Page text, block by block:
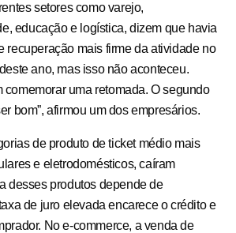
setores como varejo,
educação e logística, dizem que havia
recuperação mais firme da atividade no
ano, mas isso não aconteceu.
comemorar uma retomada. O segundo
bom”, afirmou um dos empresários.
de produto de ticket médio mais
e eletrodomésticos, caíram
desses produtos depende de
de juro elevada encarece o crédito e
No e-commerce, a venda de